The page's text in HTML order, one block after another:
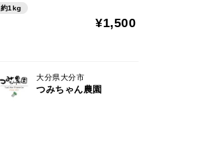
約1kg
¥1,500
大分県大分市
つみちゃん農園